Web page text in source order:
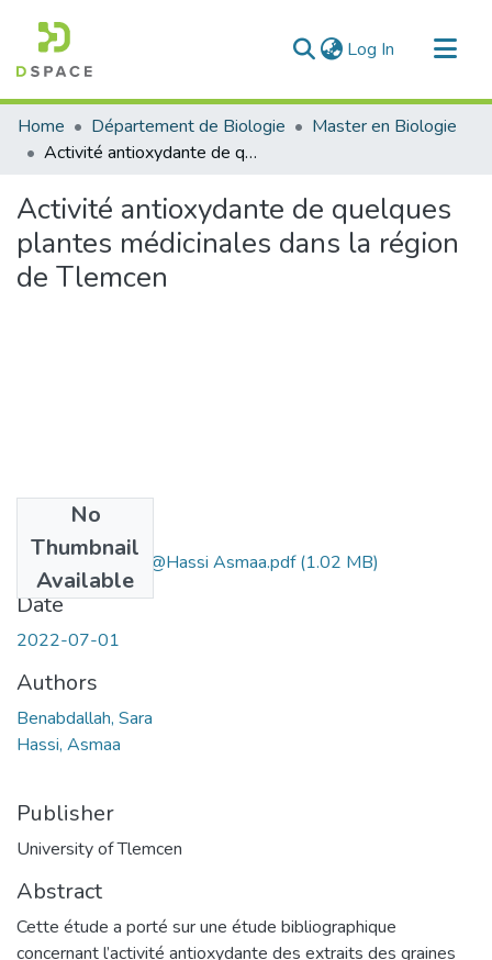
Log In (current)
Communities & Collections
All of DSpace
Home Département de Biologie
Master en Biologie
Activité antioxydante de quelques plantes médicinales dans la région de Tlemcen
Activité antioxydante de quelques
plantes médicinales dans la région
de Tlemcen
No
Thumbnail
Available
Benabdallah Sara@Hassi Asmaa.pdf(1.02 MB)
Date
2022-07-01
Authors
Benabdallah, Sara
Hassi, Asmaa
Publisher
University of Tlemcen
Abstract
Cette étude a porté sur une étude bibliographique
concernant l’activité antioxydante des extraits des graines